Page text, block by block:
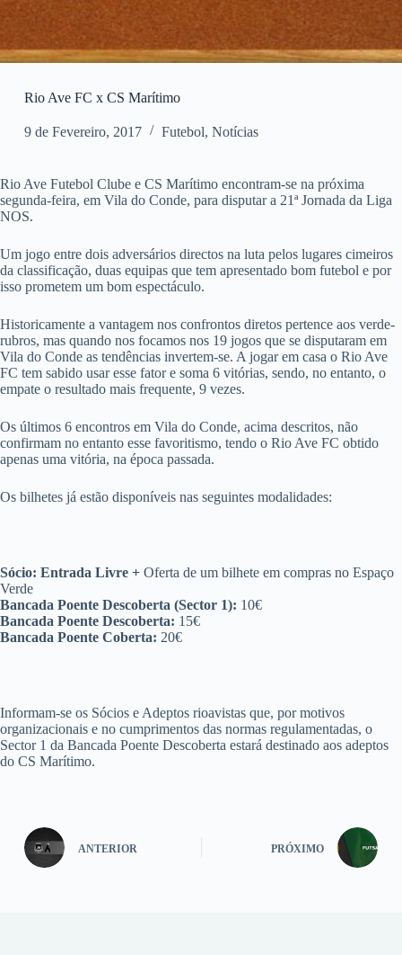
Rio Ave FC x CS Marítimo
9 de Fevereiro, 2017 Futebol, Notícias
Rio Ave Futebol Clube e CS Marítimo encontram-se na próxima
segunda-feira, em Vila do Conde, para disputar a 21ª Jornada da Liga
NOS.
Um jogo entre dois adversários directos na luta pelos lugares cimeiros
da classificação, duas equipas que tem apresentado bom futebol e por
isso prometem um bom espectáculo.
Historicamente a vantagem nos confrontos diretos pertence aos verde-
rubros, mas quando nos focamos nos 19 jogos que se disputaram em
Vila do Conde as tendências invertem-se. A jogar em casa o Rio Ave
FC tem sabido usar esse fator e soma 6 vitórias, sendo, no entanto, o
empate o resultado mais frequente, 9 vezes.
Os últimos 6 encontros em Vila do Conde, acima descritos, não
confirmam no entanto esse favoritismo, tendo o Rio Ave FC obtido
apenas uma vitória, na época passada.
Os bilhetes já estão disponíveis nas seguintes modalidades:
Sócio: Entrada Livre + Oferta de um bilhete em compras no Espaço
Verde
Bancada Poente Descoberta (Sector 1): 10€
Bancada Poente Descoberta: 15€
Bancada Poente Coberta: 20€
Informam-se os Sócios e Adeptos rioavistas que, por motivos
organizacionais e no cumprimentos das normas regulamentadas, o
Sector 1 da Bancada Poente Descoberta estará destinado aos adeptos
do CS Marítimo.
ANTERIOR PRÓXIMO